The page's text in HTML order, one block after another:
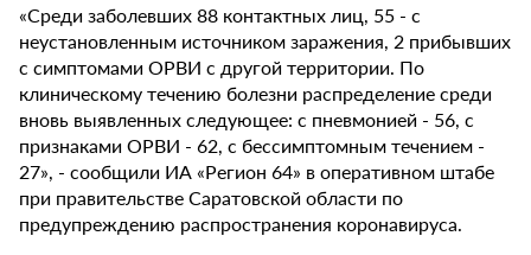
«Среди заболевших 88 контактных лиц, 55 - с
неустановленным источником заражения, 2 прибывших
с симптомами ОРВИ с другой территории. По
клиническому течению болезни распределение среди
вновь выявленных следующее: с пневмонией - 56, с
признаками ОРВИ - 62, с бессимптомным течением -
27», - сообщили ИА «Регион 64» в оперативном штабе
при правительстве Саратовской области по
предупреждению распространения коронавируса.